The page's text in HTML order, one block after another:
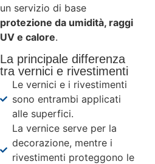
un servizio di base
protezione da umidità, raggi
UV e calore.
La principale differenza
tra vernici e rivestimenti
Le vernici e i rivestimenti
sono entrambi applicati
alle superfici.
La vernice serve per la
decorazione, mentre i
rivestimenti proteggono le